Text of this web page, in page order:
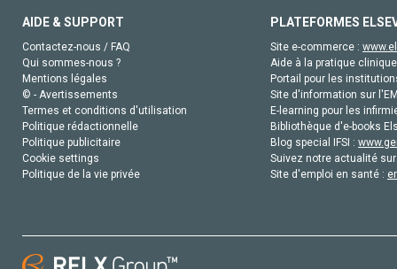
AIDE & SUPPORT
Contactez-nous / FAQ
Qui sommes-nous ?
Mentions légales
© - Avertissements
Termes et conditions d'utilisation
Politique rédactionnelle
Politique publicitaire
Cookie settings
Politique de la vie privée
PLATEFORMES
Site e-commerce :
Aide à la pratique
Portail pour les
Site d'information sur
E-learning pour les
Bibliothèque d'e-books
Blog special IFSI :
Suivez notre actualité
Site d'emploi en santé :